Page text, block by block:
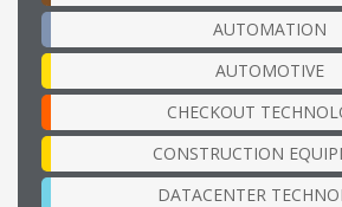
AUTOMATION
AUTOMOTIVE
CHECKOUT
CONSTRUCTION
DATACENTER